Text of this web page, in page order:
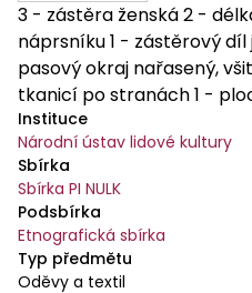
3 - zástěra ženská 2 -
náprsníku 1 - zástěrový
pasový okraj nařasený,
tkanicí po stranách 1 -
systematiky: 3-2-2-1-5-1
pruhu látky. Materiál -
pásku ze stejného
našity vytkávané tkanice
smetanovém podkladě
zelenými lístky). Nad
plocha zástěry zdobená
Instituce
Národní ústav lidové kultury
Sbírka
Sbírka PI NULK
Podsbírka
Etnografická sbírka
Typ předmětu
Oděvy a textil